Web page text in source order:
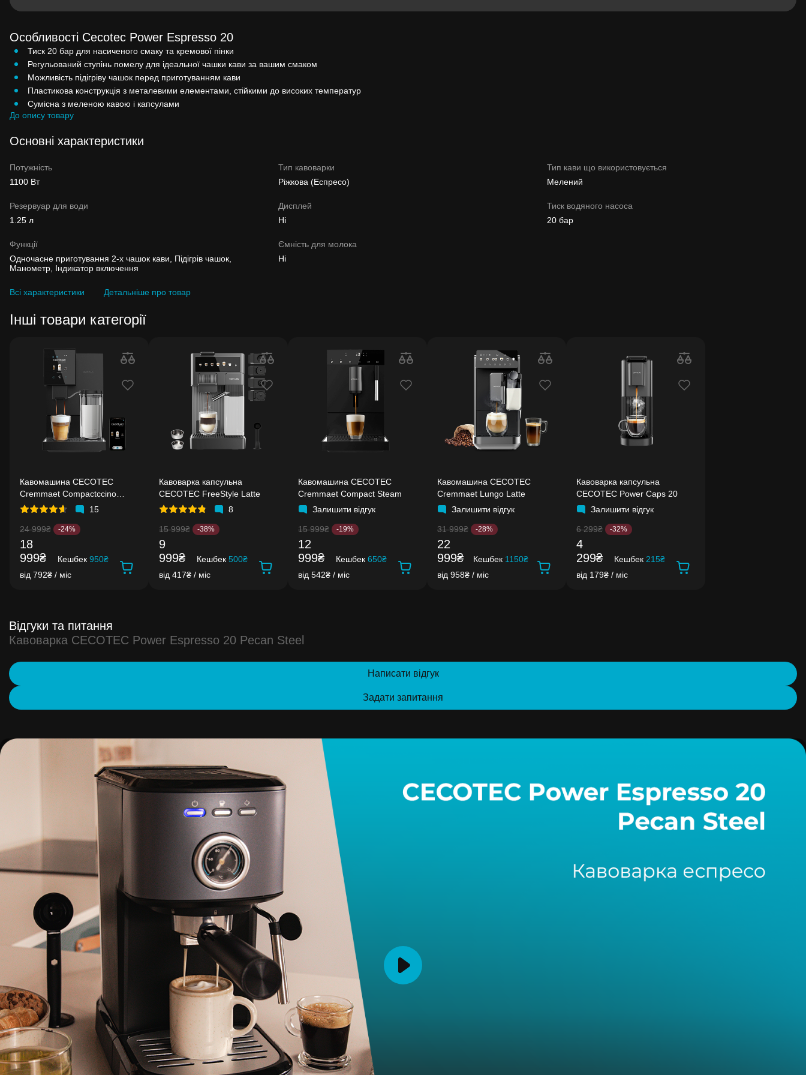
Особливості Cecotec Power Espresso 20
Тиск 20 бар для насиченого смаку та кремової пінки
Регульований ступінь помелу для ідеальної чашки кави за вашим смаком
Можливість підігріву чашок перед приготуванням кави
Пластикова конструкція з металевими елементами, стійкими до високих температур
Сумісна з меленою кавою і капсулами
До опису товару
Основні характеристики
Потужність
1100 Вт
Тип кавоварки
Ріжкова (Еспресо)
Тип кави що використовується
Мелений
Резервуар для води
1.25 л
Дисплей
Ні
Тиск водяного насоса
20 бар
Функції
Одночасне приготування 2-х чашок кави, Підігрів чашок,
Манометр, Індикатор включення
Ємність для молока
Ні
Всі характеристики Детальніше про товар
Інші товари категорії
Кавомашина CECOTEC
Cremmaet Compactccino
Connected
15
24 999₴ -24%
18
999₴
Кешбек 950₴
від 792₴ / міс
Кавоварка капсульна
CECOTEC FreeStyle Latte
8
15 999₴ -38%
9
999₴
Кешбек 500₴
від 417₴ / міс
Кавомашина CECOTEC
Cremmaet Compact Steam
Залишити відгук
15 999₴ -19%
12
999₴
Кешбек 650₴
від 542₴ / міс
Кавомашина CECOTEC
Cremmaet Lungo Latte
Залишити відгук
31 999₴ -28%
22
999₴
Кешбек 1150₴
від 958₴ / міс
Кавоварка капсульна
CECOTEC Power Caps 20
Залишити відгук
6 299₴ -32%
4
299₴
Кешбек 215₴
від 179₴ / міс
Відгуки та питання
Кавоварка CECOTEC Power Espresso 20 Pecan Steel
Написати відгук
Задати запитання